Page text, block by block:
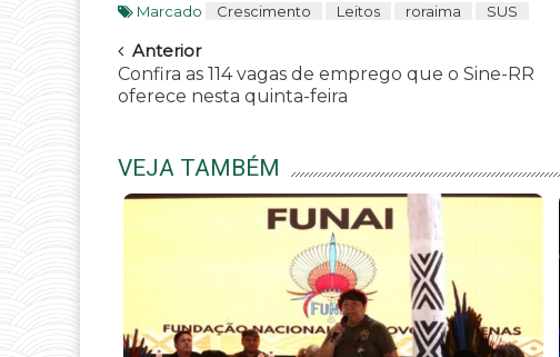
Marcado Crescimento Leitos roraima SUS
Navegar
Anterior
Confira as 114 vagas de emprego que o Sine-RR
oferece nesta quinta-feira
VEJA TAMBÉM